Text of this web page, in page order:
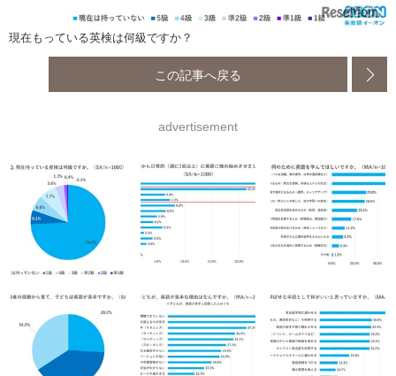
現在もっている英検は何級ですか？
この記事へ戻る
advertisement